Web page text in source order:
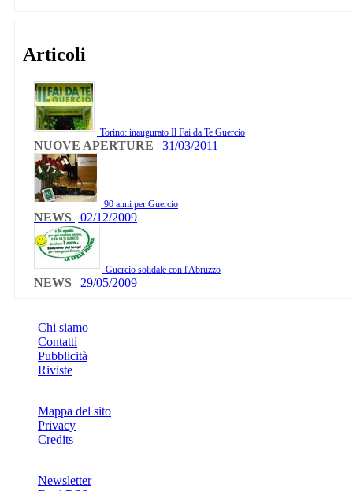
Articoli
Torino: inaugurato Il Fai da Te Guercio
NUOVE APERTURE | 31/03/2011
90 anni per Guercio
NEWS | 02/12/2009
Guercio solidale con l'Abruzzo
NEWS | 29/05/2009
Chi siamo
Contatti
Pubblicità
Riviste
Mappa del sito
Privacy
Credits
Newsletter